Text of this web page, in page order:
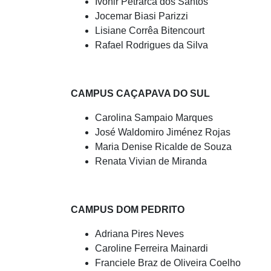
Jocemar Biasi Parizzi
Lisiane Corrêa Bitencourt
Rafael Rodrigues da Silva
CAMPUS CAÇAPAVA DO SUL
Carolina Sampaio Marques
José Waldomiro Jiménez Rojas
Maria Denise Ricalde de Souza
Renata Vivian de Miranda
CAMPUS DOM PEDRITO
Adriana Pires Neves
Caroline Ferreira Mainardi
Franciele Braz de Oliveira Coelho